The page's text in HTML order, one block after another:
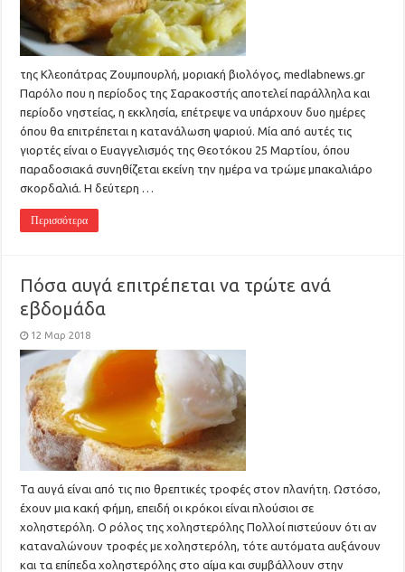
της Κλεοπάτρας Ζουμπουρλή, μοριακή βιολόγος, medlabnews.gr
Παρόλο που η περίοδος της Σαρακοστής αποτελεί παράλληλα και
περίοδο νηστείας, η εκκλησία, επέτρεψε να υπάρχουν δυο ημέρες
όπου θα επιτρέπεται η κατανάλωση ψαριού. Μία από αυτές τις
γιορτές είναι ο Ευαγγελισμός της Θεοτόκου 25 Μαρτίου, όπου
παραδοσιακά συνηθίζεται εκείνη την ημέρα να τρώμε μπακαλιάρο
σκορδαλιά. Η δεύτερη …
Περισσότερα
Πόσα αυγά επιτρέπεται να τρώτε ανά
εβδομάδα
12 Μαρ 2018
Τα αυγά είναι από τις πιο θρεπτικές τροφές στον πλανήτη. Ωστόσο,
έχουν μια κακή φήμη, επειδή οι κρόκοι είναι πλούσιοι σε
χοληστερόλη. Ο ρόλος της χοληστερόλης Πολλοί πιστεύουν ότι αν
καταναλώνουν τροφές με χοληστερόλη, τότε αυτόματα αυξάνουν
και τα επίπεδα χοληστερόλης στο αίμα και συμβάλλουν στην